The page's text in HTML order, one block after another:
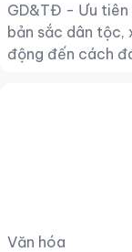
GD&TĐ - Ưu tiên
bản sắc dân tộc,
động đến cách
Văn hóa